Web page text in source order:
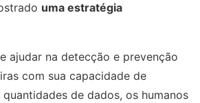
uma estratégia
ajudar na detecção e prevenção
com sua capacidade de
de dados, os humanos